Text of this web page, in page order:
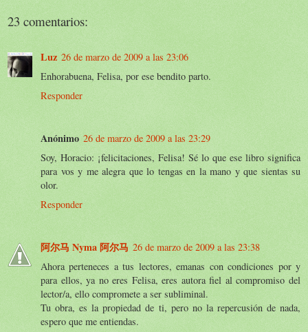
23 comentarios:
Luz 26 de marzo de 2009 a las 23:06
Enhorabuena, Felisa, por ese bendito parto.
Responder
Anónimo 26 de marzo de 2009 a las 23:29
Soy, Horacio: ¡felicitaciones, Felisa! Sé lo que ese libro significa
para vos y me alegra que lo tengas en la mano y que sientas su
olor.
Responder
阿尔马 Nyma 阿尔马 26 de marzo de 2009 a las 23:38
Ahora perteneces a tus lectores, emanas con condiciones por y
para ellos, ya no eres Felisa, eres autora fiel al compromiso del
lector/a, ello compromete a ser subliminal.
Tu obra, es la propiedad de ti, pero no la repercusión de nada,
espero que me entiendas.